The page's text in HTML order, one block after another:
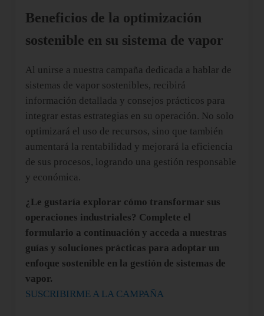
Beneficios de la optimización
sostenible en su sistema de vapor
Al unirse a nuestra campaña dedicada a hablar de
sistemas de vapor sostenibles, recibirá
información detallada y consejos prácticos para
integrar estas estrategias en su operación. No solo
optimizará el uso de recursos, sino que también
aumentará la rentabilidad y mejorará la eficiencia
de sus procesos, logrando una gestión responsable
y económica.
¿Le gustaría explorar cómo transformar sus
operaciones industriales? Complete el
formulario a continuación y acceda a nuestras
guías y soluciones prácticas para adoptar un
enfoque sostenible en la gestión de sistemas de
vapor.
SUSCRIBIRME A LA CAMPAÑA